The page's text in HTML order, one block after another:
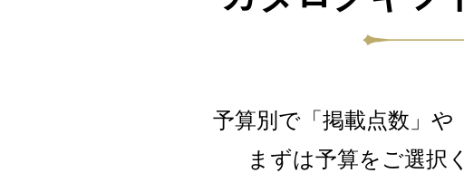
予算別で「掲載点数」や
まずは予算をご選択